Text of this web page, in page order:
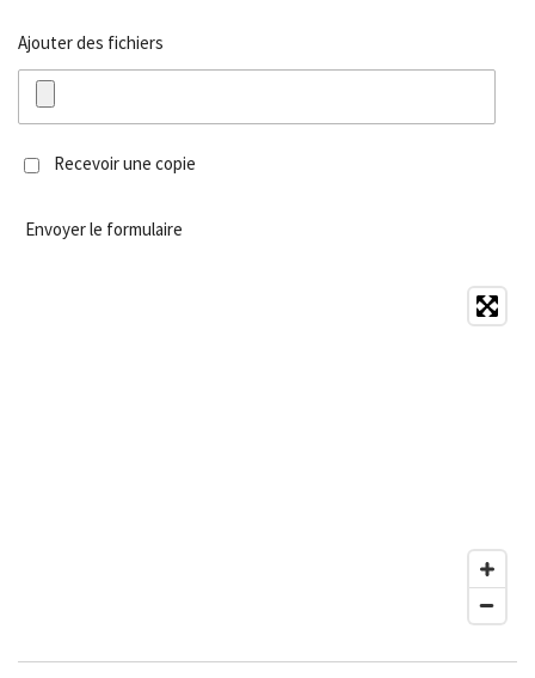
Ajouter des fichiers
Recevoir une copie
Envoyer le formulaire